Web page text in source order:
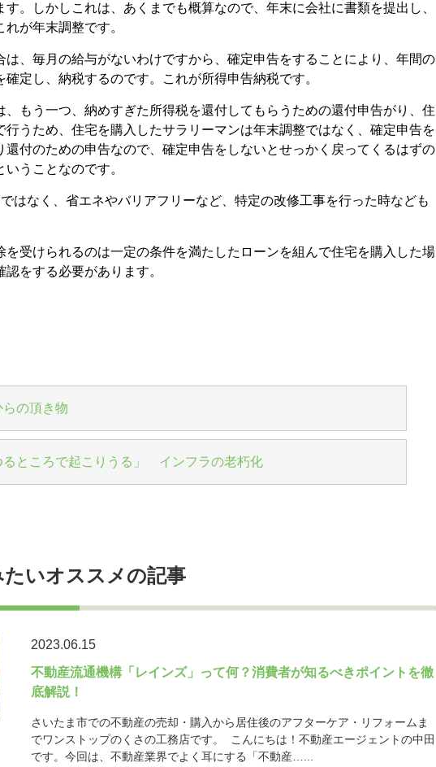
す。しかしこれは、あくまでも概算なので、年末に会社に書類を提出し、
が年末調整です。
は、毎月の給与がないわけですから、確定申告をすることにより、年間の
確定し、納税するのです。これが所得申告納税です。
、もう一つ、納めすぎた所得税を還付してもらうための還付申告がり、住
行うため、住宅を購入したサラリーマンは年末調整ではなく、確定申告を
還付のための申告なので、確定申告をしないとせっかく戻ってくるはずの
うことなのです。
はなく、省エネやバリアフリーなど、特定の改修工事を行った時なども
を受けられるのは一定の条件を満たしたローンを組んで住宅を購入した場
をする必要があります。
らの頂き物
るところで起こりうる」 インフラの老朽化
いオススメの記事
2023.06.15
不動産流通機構「レインズ」って何？消費者が知るべきポイントを徹
底解説！
さいたま市での不動産の売却・購入から居住後のアフターケア・リフォームま
でワンストップのくさの工務店です。 こんにちは！不動産エージェントの中田
です。今回は、不動産業界でよく耳にする「不動産…...